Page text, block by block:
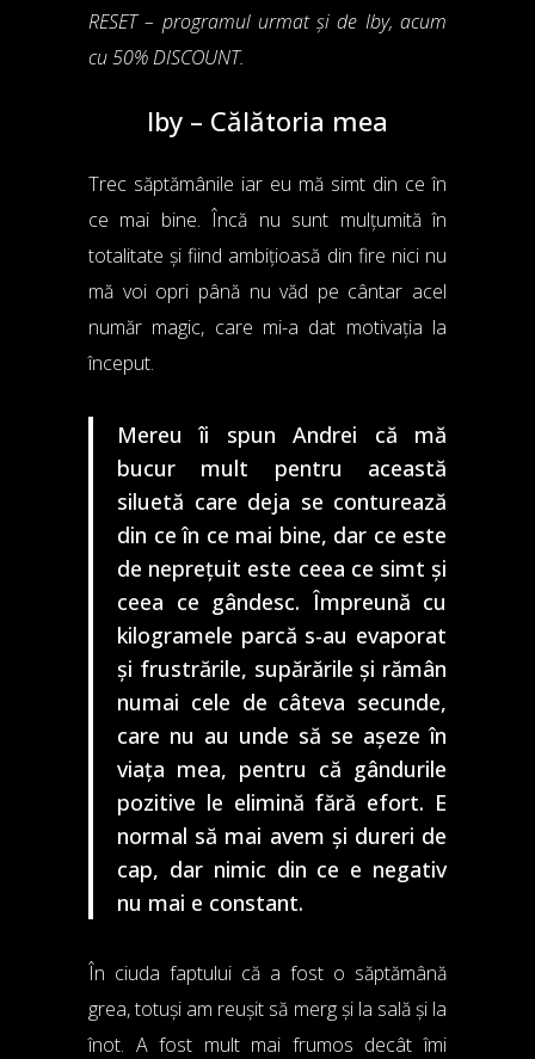
RESET – programul urmat și de Iby, acum
cu 50% DISCOUNT.
Iby – Călătoria mea
Trec săptămânile iar eu mă simt din ce în
ce mai bine. Încă nu sunt mulțumită în
totalitate și fiind ambițioasă din fire nici nu
mă voi opri până nu văd pe cântar acel
număr magic, care mi-a dat motivația la
început.
Mereu îi spun Andrei că mă
bucur mult pentru această
siluetă care deja se conturează
din ce în ce mai bine, dar ce este
de neprețuit este ceea ce simt și
ceea ce gândesc. Împreună cu
kilogramele parcă s-au evaporat
și frustrările, supărările și rămân
numai cele de câteva secunde,
care nu au unde să se așeze în
viața mea, pentru că gândurile
pozitive le elimină fără efort. E
normal să mai avem și dureri de
cap, dar nimic din ce e negativ
nu mai e constant.
În ciuda faptului că a fost o săptămână
grea, totuși am reușit să merg și la sală și la
înot. A fost mult mai frumos decât îmi